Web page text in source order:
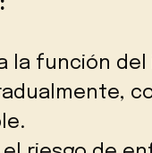
la función